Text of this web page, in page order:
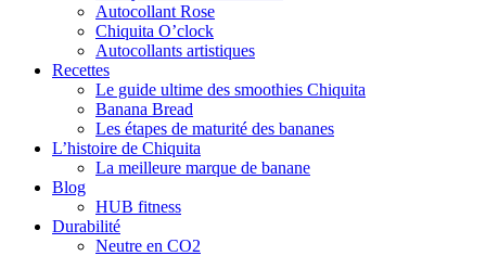
Autocollant Rose
Chiquita O’clock
Autocollants artistiques
Recettes
Le guide ultime des smoothies Chiquita
Banana Bread
Les étapes de maturité des bananes
L’histoire de Chiquita
La meilleure marque de banane
Blog
HUB fitness
Durabilité
Neutre en CO2